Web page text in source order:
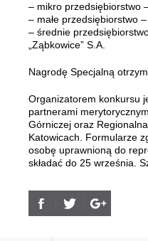
– mikro przedsiębiorstwo
– małe przedsiębiorstwo
– średnie
„Ząbkowice” S.A.
Nagrodę Specjalną
Organizatorem konkursu
partnerami
Górniczej oraz
Katowicach. Formularze
osobę uprawnioną do
składać do 25 września.